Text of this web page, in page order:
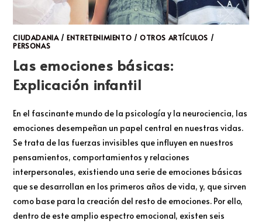
CIUDADANIA/ENTRETENIMIENTO /OTROS ARTÍCULOS /
PERSONAS
Las emociones básicas:
Explicación infantil
En el fascinante mundo de la psicología y la neurociencia, las
emociones desempeñan un papel central en nuestras vidas.
Se trata de las fuerzas invisibles que influyen en nuestros
pensamientos, comportamientos y relaciones
interpersonales, existiendo una serie de emociones básicas
que se desarrollan en los primeros años de vida, y, que sirven
como base para la creación del resto de emociones. Por ello,
dentro de este amplio espectro emocional, existen seis